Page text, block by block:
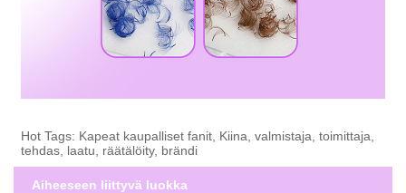
Hot Tags: Kapeat kaupalliset fanit, Kiina, valmistaja, toimittaja,
tehdas, laatu, räätälöity, brändi
Aiheeseen liittyvä luokka